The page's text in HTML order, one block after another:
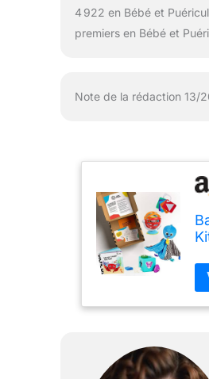
4 922 en Bébé et
premiers en Bébé et
Note de la rédaction 13/